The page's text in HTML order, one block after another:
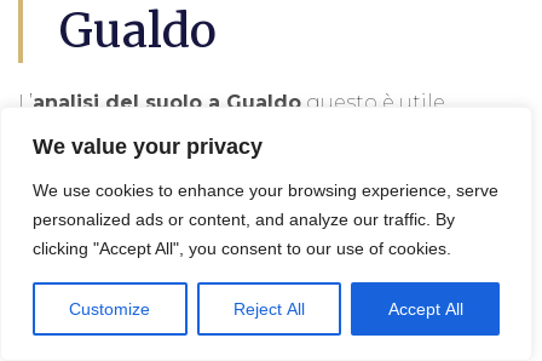
We value your privacy
We use cookies to enhance your browsing experience, serve
personalized ads or content, and analyze our traffic. By
clicking "Accept All", you consent to our use of cookies.
Customize Reject All Accept All
Gualdo
L’analisi del suolo a Gualdo questo è utile
per lil progetto di decontaminazione e
bonifica terreni, in effetti viene eseguita da
un geologo, un agronomo o un tecnico
specializzato.
Queste persone possono analizzare
campioni di suolo per determinare le sue